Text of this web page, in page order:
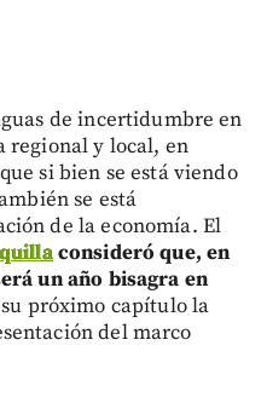
de incertidumbre en
regional y local, en
si bien se está viendo
se está
de la economía. El
consideró que, en
un año bisagra en
próximo capítulo la
del marco